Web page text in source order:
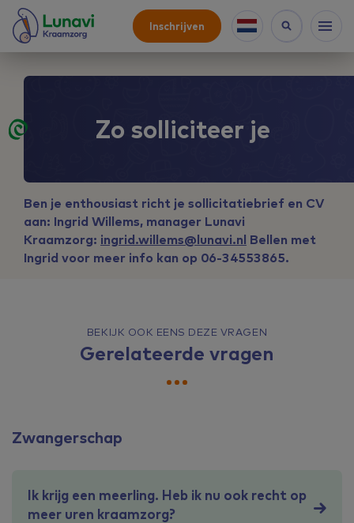
Inschrijven
Zo solliciteer je
Ben je enthousiast richt je sollicitatiebrief en CV
aan: Ingrid Willems, manager Lunavi
Kraamzorg: ingrid.willems@lunavi.nl Bellen met
Ingrid voor meer info kan op 06-34553865.
BEKIJK OOK EENS DEZE VRAGEN
Gerelateerde vragen
Zwangerschap
Ik krijg een meerling. Heb ik nu ook recht op
meer uren kraamzorg?